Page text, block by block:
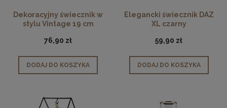
Dekoracyjny świecznik w
stylu Vintage 19 cm
76,90 zł
DODAJ DO KOSZYKA
Elegancki świecznik DAZ
XL czarny
59,90 zł
DODAJ DO KOSZYKA